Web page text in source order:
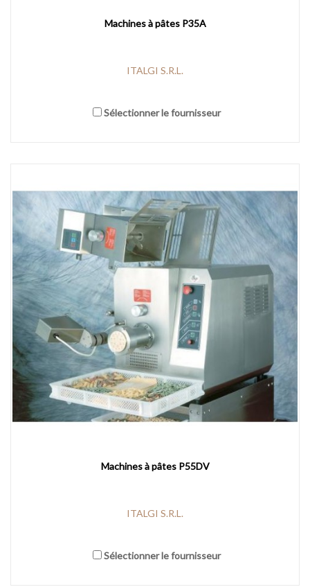
Machines à pâtes P35A
ITALGI S.R.L.
Sélectionner le fournisseur
Machines à pâtes P55DV
ITALGI S.R.L.
Sélectionner le fournisseur